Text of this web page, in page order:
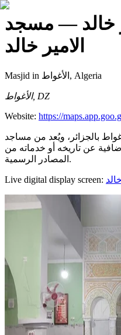
— مسجد
الامير خالد
Masjid in الأغواط, Algeria
الأغواط, DZ
Website: https://
بالجزائر، ويُعد من مساجد
عن تاريخه أو خدماته من
المصادر الرسمية.
Live digital display screen: